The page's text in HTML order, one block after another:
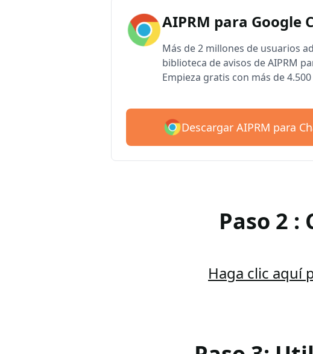
AIPRM para Google
Más de 2 millones de usuarios
biblioteca de avisos de AIPRM
Empieza gratis con más de
Descargar AIPRM para
Paso 2 :
Haga clic aquí